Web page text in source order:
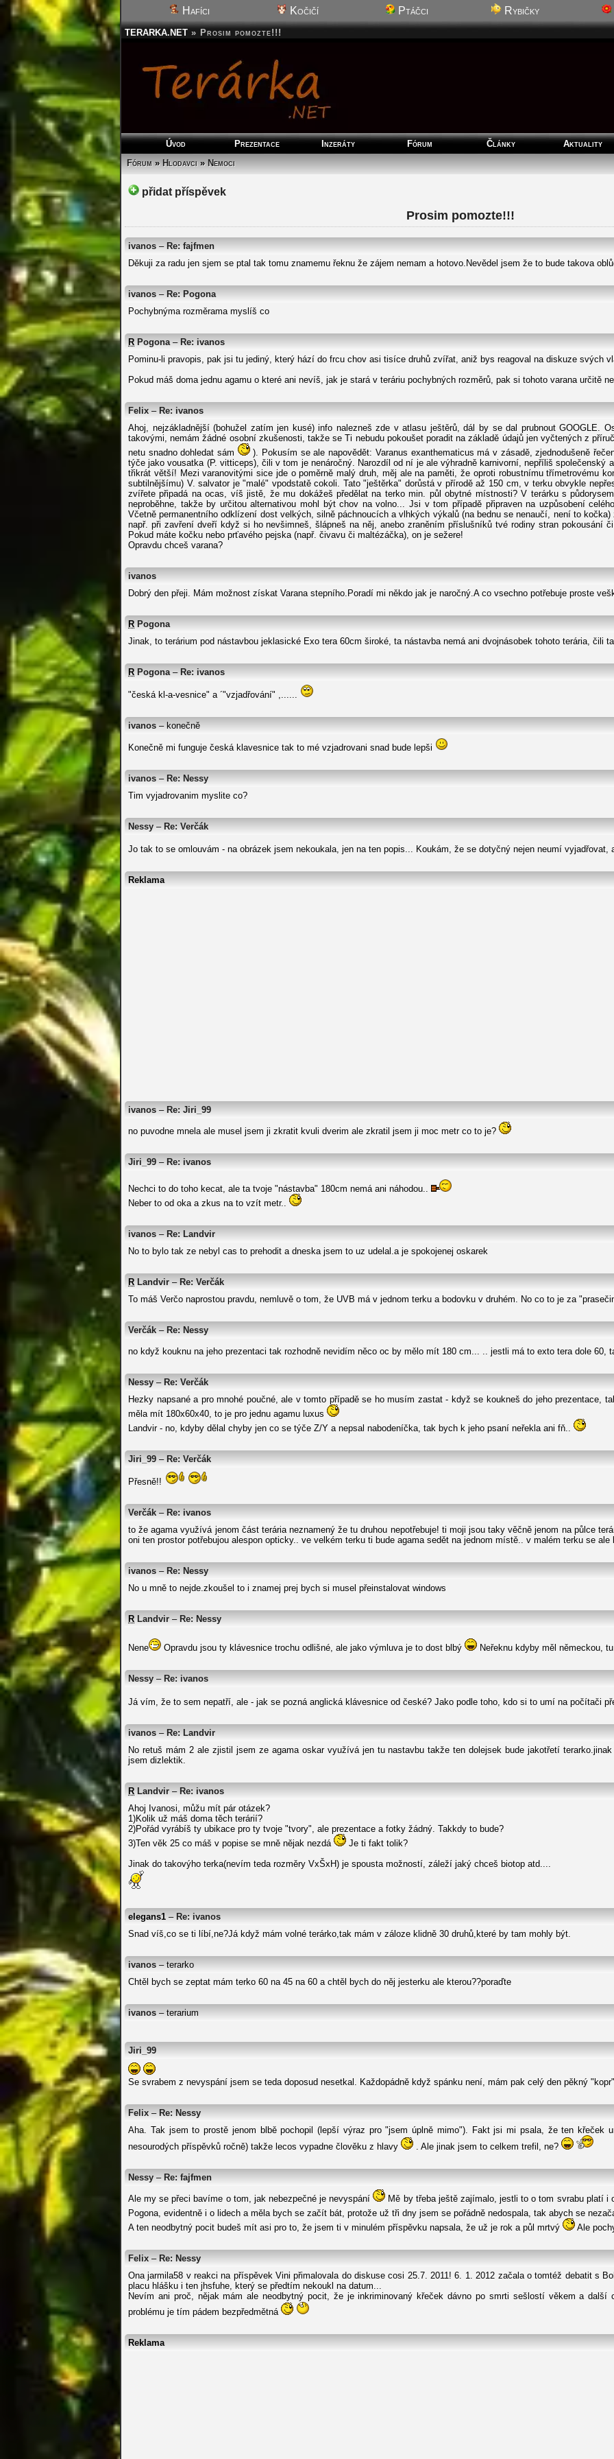
Hafíci Kočičí Ptáčci Rybičky
TERARKA.NET » Prosim pomozte!!!
Úvod Prezentace Inzeráty Fórum Články
Aktuality
Fórum»Hlodavci»Nemoci
přidat příspěvek
Prosim pomozte!!!
ivanos – Re: fajfmen
Děkuji za radu jen sjem se ptal tak tomu znamemu řeknu že zájem nemam a hotovo.Nevědel jsem že to bude takova
ivanos – Re: Pogona
Pochybnýma rozměrama myslíš co
R Pogona – Re: ivanos
Pominu-li pravopis, pak jsi tu jediný, který hází do frcu chov asi tisíce druhů zvířat, aniž bys reagoval na diskuze svých
Pokud máš doma jednu agamu o které ani nevíš, jak je stará v teráriu pochybných rozměrů, pak si tohoto varana určitě
Felix – Re: ivanos
Ahoj, nejzákladnější (bohužel zatím jen kusé) info nalezneš zde v atlasu ještěrů, dál by se dal prubnout GOOGLE.
takovými, nemám žádné osobní zkušenosti, takže se Ti nebudu pokoušet poradit na základě údajů jen vyčtených z
netu snadno dohledat sám
). Pokusím se ale napovědět: Varanus exanthematicus má v zásadě, zjednodušeně
týče jako vousatka (P. vitticeps), čili v tom je nenáročný. Narozdíl od ní je ale výhradně karnivorní, nepříliš společenský
třikrát větší! Mezi varanovitými sice jde o poměrně malý druh, měj ale na paměti, že oproti robustnímu třímetrovému
subtilnějšímu) V. salvator je "malé" vpodstatě cokoli. Tato "ještěrka" dorůstá v přírodě až 150 cm, v terku obvykle
zvířete připadá na ocas, víš jistě, že mu dokážeš předělat na terko min. půl obytné místnosti? V terárku s
neproběhne, takže by určitou alternativou mohl být chov na volno... Jsi v tom případě připraven na uzpůsobení
Včetně permanentního odklízení dost velkých, silně páchnoucích a vlhkých výkalů (na bednu se nenaučí, není to
např. při zavření dveří když si ho nevšimneš, šlápneš na něj, anebo zraněním příslušníků tvé rodiny stran pokousání
Pokud máte kočku nebo prťavého pejska (např. čivavu či maltézáčka), on je sežere!
Opravdu chceš varana?
ivanos
Dobrý den přeji. Mám možnost získat Varana stepního.Poradí mi někdo jak je naročný.A co vsechno potřebuje proste
R Pogona
Jinak, to terárium pod nástavbou jeklasické Exo tera 60cm široké, ta nástavba nemá ani dvojnásobek tohoto terária, čili
R Pogona – Re: ivanos
"česká kl-a-vesnice" a ´"vzjadřování" ,......
ivanos – konečně
Konečně mi funguje česká klavesnice tak to mé vzjadrovani snad bude lepši
ivanos – Re: Nessy
Tim vyjadrovanim myslite co?
Nessy – Re: Verčák
Jo tak to se omlouvám - na obrázek jsem nekoukala, jen na ten popis... Koukám, že se dotyčný nejen neumí
Reklama
ivanos – Re: Jiri_99
no puvodne mnela ale musel jsem ji zkratit kvuli dverim ale zkratil jsem ji moc metr co to je?
Jiri_99 – Re: ivanos
Nechci to do toho kecat, ale ta tvoje "nástavba" 180cm nemá ani náhodou..
Neber to od oka a zkus na to vzít metr..
ivanos – Re: Landvir
No to bylo tak ze nebyl cas to prehodit a dneska jsem to uz udelal.a je spokojenej oskarek
R Landvir – Re: Verčák
To máš Verčo naprostou pravdu, nemluvě o tom, že UVB má v jednom terku a bodovku v druhém. No co to je za
Verčák – Re: Nessy
no když kouknu na jeho prezentaci tak rozhodně nevidím něco oc by mělo mít 180 cm... .. jestli má to exto tera dole 60,
Nessy – Re: Verčák
Hezky napsané a pro mnohé poučné, ale v tomto případě se ho musím zastat - když se koukneš do jeho prezentace,
měla mít 180x60x40, to je pro jednu agamu luxus
Landvir - no, kdyby dělal chyby jen co se týče Z/Y a nepsal nabodeníčka, tak bych k jeho psaní neřekla ani fň..
Jiri_99 – Re: Verčák
Přesně!!
Verčák – Re: ivanos
to že agama využívá jenom část terária neznamený že tu druhou nepotřebuje! ti moji jsou taky věčně jenom na půlce
oni ten prostor potřebujou alespon opticky.. ve velkém terku ti bude agama sedět na jednom místě.. v malém terku se
ivanos – Re: Nessy
No u mně to nejde.zkoušel to i znamej prej bych si musel přeinstalovat windows
R Landvir – Re: Nessy
Nene Opravdu jsou ty klávesnice trochu odlišné, ale jako výmluva je to dost blbý Neřeknu kdyby měl německou,
Nessy – Re: ivanos
Já vím, že to sem nepatří, ale - jak se pozná anglická klávesnice od české? Jako podle toho, kdo si to umí na počítači
ivanos – Re: Landvir
No retuš mám 2 ale zjistil jsem ze agama oskar využívá jen tu nastavbu takže ten dolejsek bude jakotřetí
jsem dizlektik.
R Landvir – Re: ivanos
Ahoj Ivanosi, můžu mít pár otázek?
1)Kolik už máš doma těch terárií?
2)Pořád vyrábíš ty ubikace pro ty tvoje "tvory", ale prezentace a fotky žádný. Takkdy to bude?
3)Ten věk 25 co máš v popise se mně nějak nezdá
Je ti fakt tolik?
Jinak do takovýho terka(nevím teda rozměry VxŠxH) je spousta možností, záleží jaký chceš biotop atd....
elegans1 – Re: ivanos
Snad víš,co se ti líbí,ne?Já když mám volné terárko,tak mám v záloze klidně 30 druhů,které by tam mohly být.
ivanos – terarko
Chtěl bych se zeptat mám terko 60 na 45 na 60 a chtěl bych do něj jesterku ale kterou??poraďte
ivanos – terarium
Jiri_99
Se svrabem z nevyspání jsem se teda doposud nesetkal. Každopádně když spánku není, mám pak celý den pěkný
Felix – Re: Nessy
Aha. Tak jsem to prostě jenom blbě pochopil (lepší výraz pro "jsem úplně mimo"). Fakt jsi mi psala, že ten křeček
nesourodých příspěvků ročně) takže lecos vypadne člověku z hlavy
. Ale jinak jsem to celkem trefil, ne?
Nessy – Re: fajfmen
Ale my se přeci bavíme o tom, jak nebezpečné je nevyspání
Mě by třeba ještě zajímalo, jestli to o tom svrabu platí
Pogona, evidentně i o lidech a měla bych se začít bát, protože už tři dny jsem se pořádně nedospala, tak abych se
A ten neodbytný pocit budeš mít asi pro to, že jsem ti v minulém příspěvku napsala, že už je rok a půl mrtvý
Ale
Felix – Re: Nessy
Ona jarmila58 v reakci na příspěvek Vini přimalovala do diskuse cosi 25.7. 2011! 6. 1. 2012 začala o tomtéž debatit s
placu hlášku i ten jhsfuhe, který se předtím nekoukl na datum...
Nevím ani proč, nějak mám ale neodbytný pocit, že je inkriminovaný křeček dávno po smrti sešlostí věkem a
problému je tím pádem bezpředmětná
Reklama